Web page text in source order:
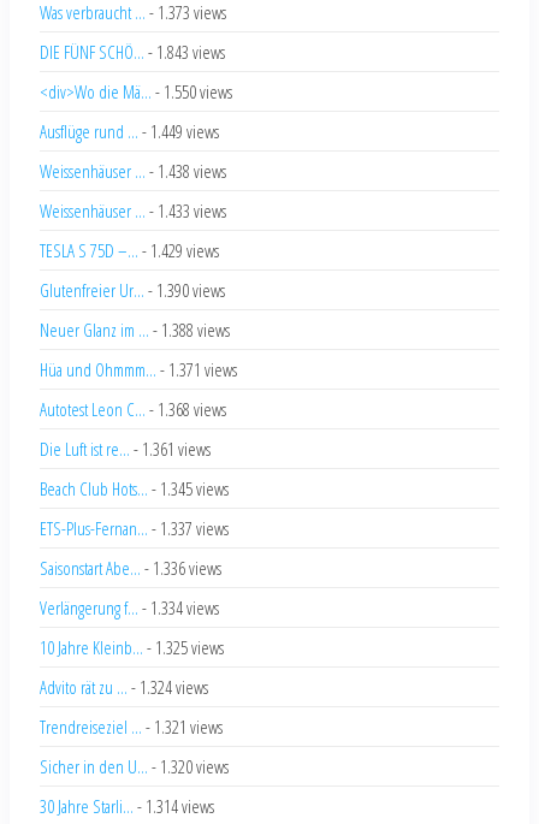
Was verbraucht ... - 1.373 views
DIE FÜNF SCHÖ... - 1.843 views
<div>Wo die Mä... - 1.550 views
Ausflüge rund ... - 1.449 views
Weissenhäuser ... - 1.438 views
Weissenhäuser ... - 1.433 views
TESLA S 75D –... - 1.429 views
Glutenfreier Ur... - 1.390 views
Neuer Glanz im ... - 1.388 views
Hüa und Ohmmm... - 1.371 views
Autotest Leon C... - 1.368 views
Die Luft ist re... - 1.361 views
Beach Club Hots... - 1.345 views
ETS-Plus-Fernan... - 1.337 views
Saisonstart Abe... - 1.336 views
Verlängerung f... - 1.334 views
10 Jahre Kleinb... - 1.325 views
Advito rät zu ... - 1.324 views
Trendreiseziel ... - 1.321 views
Sicher in den U... - 1.320 views
30 Jahre Starli... - 1.314 views